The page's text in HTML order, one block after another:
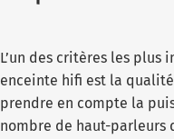
L’un des critères les plus
enceinte hifi est la
prendre en compte la
nombre de haut-parleurs